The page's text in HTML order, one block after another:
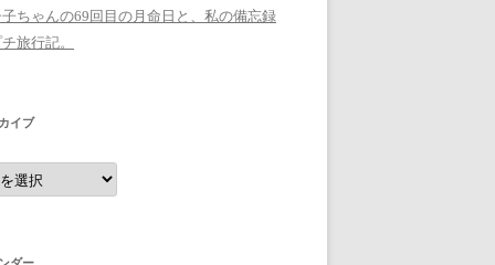
ちゃんの69回目の月命日と、私の備忘録
旅行記。
イブ